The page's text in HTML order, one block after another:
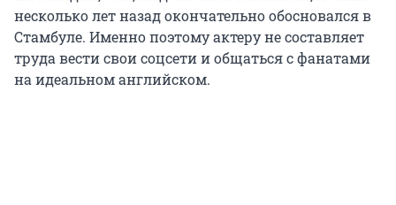
несколько лет назад окончательно обосновался в
Стамбуле. Именно поэтому актеру не составляет
труда вести свои соцсети и общаться с фанатами
на идеальном английском.